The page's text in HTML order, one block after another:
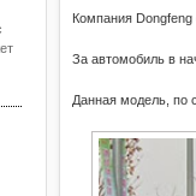
Компания
За автомобиль в
Данная модель, по